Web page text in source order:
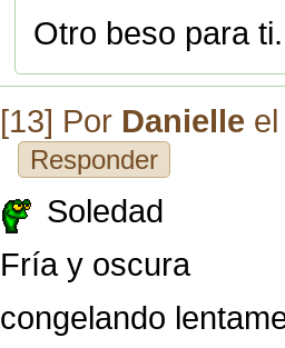
Otro beso para ti.
[13] Por Danielle
Responder
Soledad
Fría y oscura
congelando